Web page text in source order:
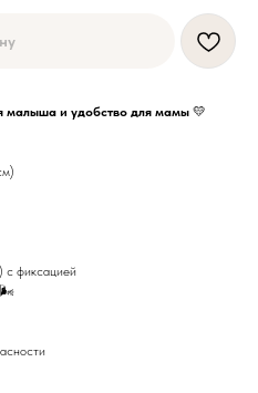
малыша и удобство для мамы 💛
с фиксацией
🌬